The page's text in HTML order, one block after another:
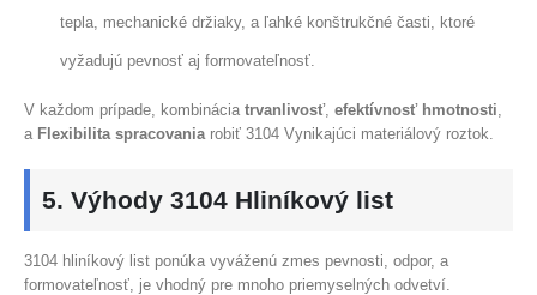
tepla, mechanické držiaky, a ľahké konštrukčné časti, ktoré
vyžadujú pevnosť aj formovateľnosť.
V každom prípade, kombinácia trvanlivosť, efektívnosť hmotnosti,
a Flexibilita spracovaniarobiť 3104 Vynikajúci materiálový roztok.
5. Výhody 3104 Hliníkový list
3104 hliníkový list ponúka vyváženú zmes pevnosti, odpor, a
formovateľnosť, je vhodný pre mnoho priemyselných odvetví.